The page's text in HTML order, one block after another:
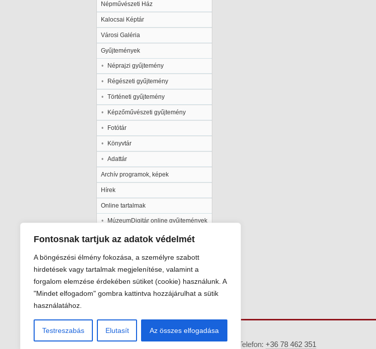
Fontosnak tartjuk az adatok védelmét
A böngészési élmény fokozása, a személyre szabott
hirdetések vagy tartalmak megjelenítése, valamint a
forgalom elemzése érdekében sütiket (cookie) használunk. A
"Mindet elfogadom" gombra kattintva hozzájárulhat a sütik
használatához.
Testreszabás Elutasít Az összes elfogadása
Népművészeti Ház
Kalocsai Képtár
Városi Galéria
Gyűjtemények
Néprajzi gyűjtemény
Régészeti gyűjtemény
Történeti gyűjtemény
Képzőművészeti gyűjtemény
Fotótár
Könyvtár
Adattár
Archív programok, képek
Hírek
Online tartalmak
MúzeumDigitár online gyűjtemények
Kalocsai Települési Értéktár
Múzeumpedagógia
Pályázatok
Galéria
Viski Károly Múzeum Kalocsa
6300 Kalocsa, Szent István király út 25. · Telefon: +36 78 462 351